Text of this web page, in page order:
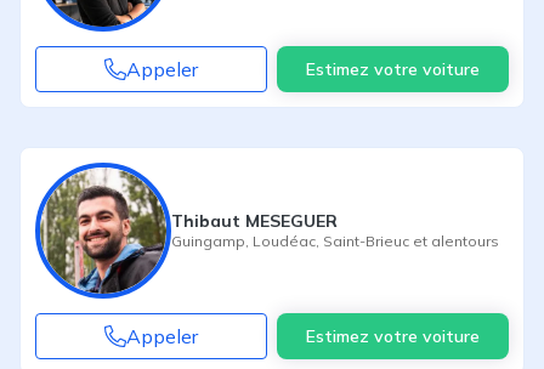
Appeler Estimez votre voiture
Thibaut MESEGUER
Guingamp Loudéac Saint-Brieuc et alentours
Appeler Estimez votre voiture